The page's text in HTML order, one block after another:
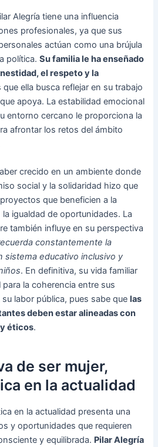
Alegría tiene una influencia
profesionales, ya que sus
actúan como una brújula
política.Su familia le ha enseñado
el respeto y la
que ella busca reflejar en su trabajo
apoya. La estabilidad emocional
entorno cercano le proporciona la
afrontar los retos del ámbito
crecido en un ambiente donde
social y la solidaridad hizo que
que beneficien a la
igualdad de oportunidades. La
también influye en su perspectiva
constantemente la
sistema educativo inclusivo y
. En definitiva, su vida familiar
la coherencia entre sus
labor pública, pues sabe quelas
deben estar alineadas con
éticos.
de ser mujer,
en la actualidad
en la actualidad presenta una
y oportunidades que requieren
y equilibrada. Pilar Alegría